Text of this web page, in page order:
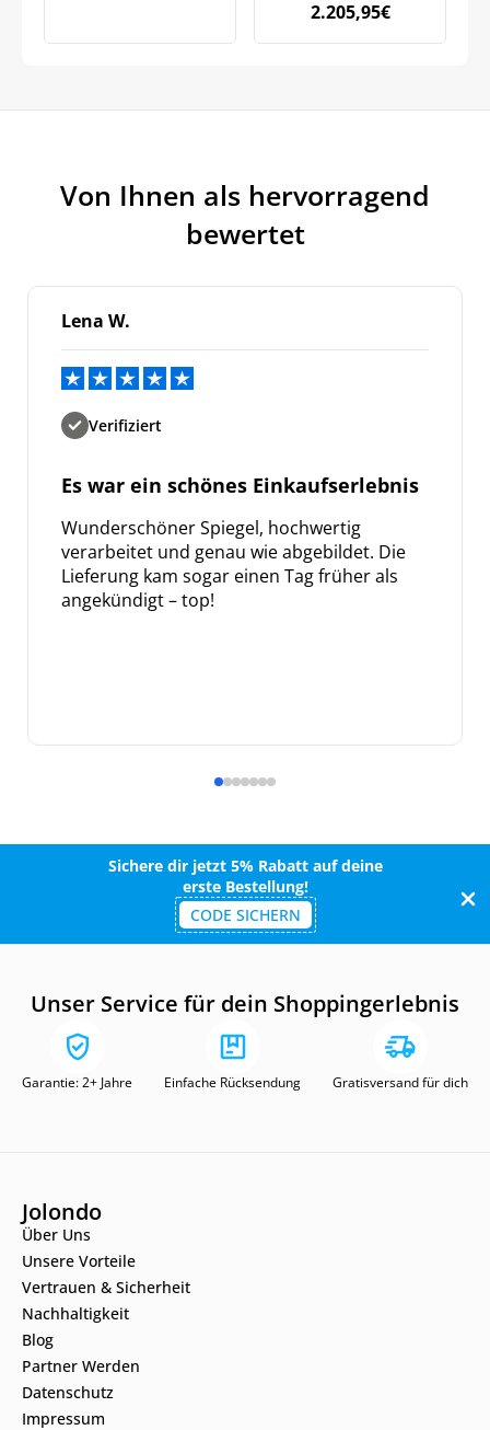
2.205,95€
Von Ihnen als hervorragend
bewertet
Lena W.
Verifiziert
Es war ein schönes Einkaufserlebnis
Wunderschöner Spiegel, hochwertig
verarbeitet und genau wie abgebildet. Die
Lieferung kam sogar einen Tag früher als
angekündigt – top!
Sichere dir jetzt 5% Rabatt auf deine
erste Bestellung!
CODE SICHERN
Unser Service für dein Shoppingerlebnis
Garantie: 2+ Jahre Einfache Rücksendung Gratisversand für dich
Jolondo
Über Uns
Unsere Vorteile
Vertrauen & Sicherheit
Nachhaltigkeit
Blog
Partner Werden
Datenschutz
Impressum